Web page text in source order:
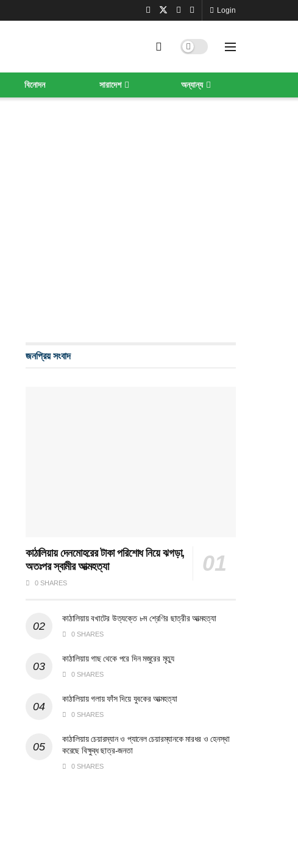
Login
বিনোদন সারাদেশ অন্যান্য
জনপ্রিয় সংবাদ
কাঠালিয়ায় দেনমোহরের টাকা পরিশোধ নিয়ে ঝগড়া,
অতঃপর স্বামীর আত্মহত্যা
0 SHARES
কাঠালিয়ায় বখাটের উত্যক্তে ৮ম শ্রেণির ছাত্রীর আত্মহত্যা
0 SHARES
কাঠালিয়ায় গাছ থেকে পরে দিন মজুরের মৃত্যু
0 SHARES
কাঠালিয়ায় গলায় ফাঁস দিয়ে যুবকের আত্মহত্যা
0 SHARES
কাঠালিয়ায় চেয়ারম্যান ও প্যানেল চেয়ারম্যানকে মারধর ও হেনস্থা
করেছে বিক্ষুব্ধ ছাত্র-জনতা
0 SHARES